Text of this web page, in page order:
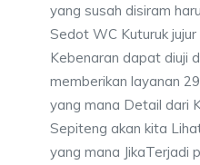
yang susah disiram
Sedot WC Kuturuk
Kebenaran dapat diuji
memberikan layanan
yang mana Detail dari
Sepiteng akan kita
yang mana JikaTerjadi